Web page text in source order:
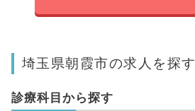
埼玉県朝霞市の求人を探す
診療科目から探す